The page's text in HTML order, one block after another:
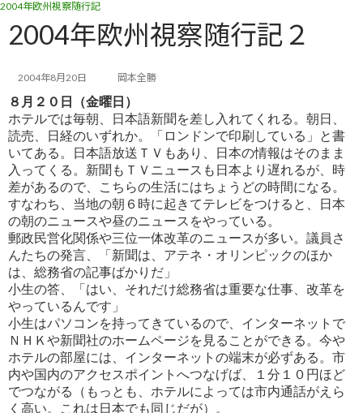
コ
テ
キ
ッ
プ
ナ
ゲ
に
移
動
2004年欧州視察随行記
2004年欧州視察随行記２
2004年8月20日 岡本全勝
８月２０日（金曜日）
ホテルでは毎朝、日本語新聞を差し入れてくれる。朝日、
読売、日経のいずれか。「ロンドンで印刷している」と書
いてある。日本語放送ＴＶもあり、日本の情報はそのまま
入ってくる。新聞もＴＶニュースも日本より遅れるが、時
差があるので、こちらの生活にはちょうどの時間になる。
すなわち、当地の朝６時に起きてテレビをつけると、日本
の朝のニュースや昼のニュースをやっている。
郵政民営化関係や三位一体改革のニュースが多い。議員さ
んたちの発言、「新聞は、アテネ・オリンピックのほか
は、 総務省の記事ばかりだ」
小生の答、「はい、それだけ総務省は重要な仕事、改革を
やっているんです」
小生はパソコンを持ってきているので、インターネットで
ＮＨＫや新聞社のホームページを見ることができる。今や
ホテルの部屋には、インターネットの端末が必ずある。市
内や国内のアクセスポイントへつなげば、１分１０円ほど
でつながる（もっとも、ホテルによっては市内通話がえら
く高い。これは日本でも同じだが）。